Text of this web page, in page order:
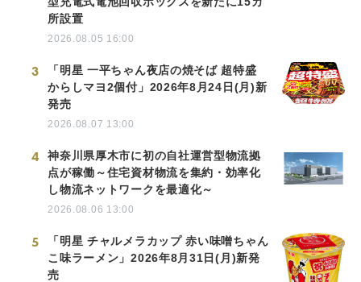
所設置
2026.08.05 16:00
3
「明星 一平ちゃん夜店の焼そば 超特盛
からしマヨ2個付」2026年8月24日(月)新
発売
2026.08.07 13:00
4
神奈川県厚木市に初の自社運営型物流拠
点が稼働～住宅資材物流を集約・効率化
し物流ネットワークを最適化～
2026.08.06 13:00
5
「明星 チャルメラカップ 赤い味噌ちゃん
こ味ラーメン」2026年8月31日(月)新発
売